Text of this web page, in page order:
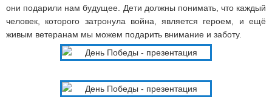
они подарили нам будущее. Дети должны понимать, что каждый
человек, которого затронула война, является героем, и ещё
живым ветеранам мы можем подарить внимание и заботу.